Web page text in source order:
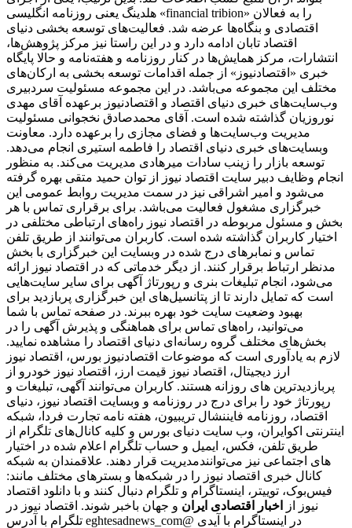
هلدینگ یعنی روزنامه انگلیسی «financial tribion» را به فعالان
اقتصادی و بنگاه‌ها عرضه شد. فعالیت‌های توسعه بخشی دنیای
اقتصاد تابان ادامه دارد و در این راستا نیز مرکز پژوهش‌ها،
انتشارات، مرکز همایش‌ها در کنار روزنامه و هفته‌نامه و حالا پایگاه
خبری «اقتصادنیوز» از جمله اقدامات توسعه بخشی به ارکان‌های
مختلف این مجموعه می‌باشد. در این مجموعه مسئولیت سردبیری
وب‌سایت‌های خبری دنیای اقتصاد و اقتصادنیوز برعهده آقای مهدی
نوروزیان گذاشته شده است. آقای محمدصادق نخجوانی مسئولیت
مدیریت وب‌سایت‌ها و فضای مجازی را برعهده دارد. معاونت
وبسایت‌های خبری دنیای اقتصاد را فاطمه استیری انجام می‌دهد.
توسعه بازار را زینب سادات میرهادی مدیریت می‌کند. به منظور
انجام وظایف دبیر سایت اقتصاد نیوز از توان حمید متقی بهره گرفته
می‌شود و امیر اشراقی نیز در سمت مدیریت روابط عمومی این
خبرگزاری مشغول فعالیت می‌باشد. برای برقراری تماس با هر
بخش و مسئول مربوطه در اقتصاد نیوز راه‌های ارتباطی مختلفی در
اختیار کاربران گذاشته شده است. کاربران می‌توانند از طریق تلفن
تماس و نمابرهای درج شده در وبسایت این خبرگزاری با بخش
مدنظر ارتباط برقرار کنند. از دیگر خدماتی که در اقتصاد نیوز ارائه
می‌شود، انجام تبلیغات بنری و رپورتاژ آگهی برای سایر سایت‌هایی
است که تمایل دارند تا از پتانسیل‌های این خبرگزاری پربازدید برای
بهبود وضعیت سایت خود بهره ببرند. در صفحه تماس با شما
می‌توانید، راه‌های تماس برای هماهنگی و پذیرش آگهی را در
بخش‌های مختلف گروه رسانه‌ای دنیای اقتصاد را مشاهده نمایید.
لازم به یادآوری است که موضوعات اقتصادنیوز بورس، اقتصاد نیوز
ارز دیجیتال، اقتصاد نیوز قیمت ارز، اقتصاد نیوز خودرو از
پربازدیدترین های روزانه هستند. کاربران می‌توانند آگهی، تبلیغات و
رپورتاژ خود را برای درج در روزنامه و وبسایت اقتصاد نیوز، دنیای
اقتصاد، روزنامه فایننشال تریبیون، هفته نامه تجارت فردا، شبکه
اینترنتی اکوایران، وب سایت دنیای بورس و کلیه کانال‌های تلگرام از
طریق تلفن، فکس، ایمیل و حساب تلگرام اعلام شده در اختیار
مدیریت قرار دهند. علاقمندان به شبکه‎‌های اجتماعی نیز می‌توانند
کانال خبری اقتصاد نیوز را در شبکه‌ها و بسترهای مختلف مانند:
فیس‌بوک، توییتر، اینستاگرام و تلگرام دنبال کنند و با دانلود اقتصاد
نیوز از
اخبار اقتصادی ایران و جهان باخبر شوند. اقتصاد نیوز در
تلگرام با آدرس eghtesadnews_com@ در اینستاگرام با آیدی